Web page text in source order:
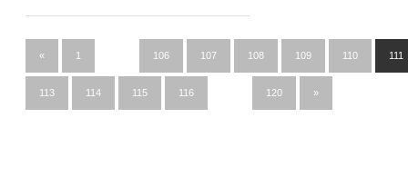
« 1 106 107 108 109 110 111
113 114 115 116 120 »